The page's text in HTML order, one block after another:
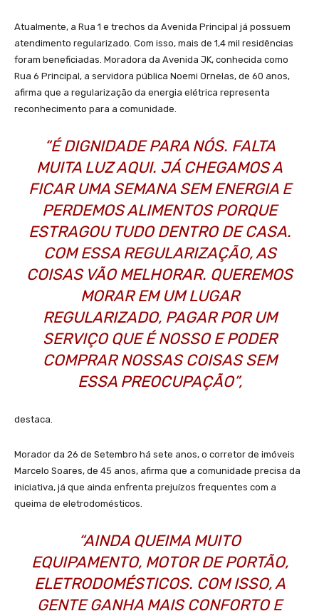
Atualmente, a Rua 1 e trechos da Avenida Principal já possuem
atendimento regularizado. Com isso, mais de 1,4 mil residências
foram beneficiadas. Moradora da Avenida JK, conhecida como
Rua 6 Principal, a servidora pública Noemi Ornelas, de 60 anos,
afirma que a regularização da energia elétrica representa
reconhecimento para a comunidade.
“É DIGNIDADE PARA NÓS. FALTA
MUITA LUZ AQUI. JÁ CHEGAMOS A
FICAR UMA SEMANA SEM ENERGIA E
PERDEMOS ALIMENTOS PORQUE
ESTRAGOU TUDO DENTRO DE CASA.
COM ESSA REGULARIZAÇÃO, AS
COISAS VÃO MELHORAR. QUEREMOS
MORAR EM UM LUGAR
REGULARIZADO, PAGAR POR UM
SERVIÇO QUE É NOSSO E PODER
COMPRAR NOSSAS COISAS SEM
ESSA PREOCUPAÇÃO”,
destaca.
Morador da 26 de Setembro há sete anos, o corretor de imóveis
Marcelo Soares, de 45 anos, afirma que a comunidade precisa da
iniciativa, já que ainda enfrenta prejuízos frequentes com a
queima de eletrodomésticos.
“AINDA QUEIMA MUITO
EQUIPAMENTO, MOTOR DE PORTÃO,
ELETRODOMÉSTICOS. COM ISSO, A
GENTE GANHA MAIS CONFORTO E